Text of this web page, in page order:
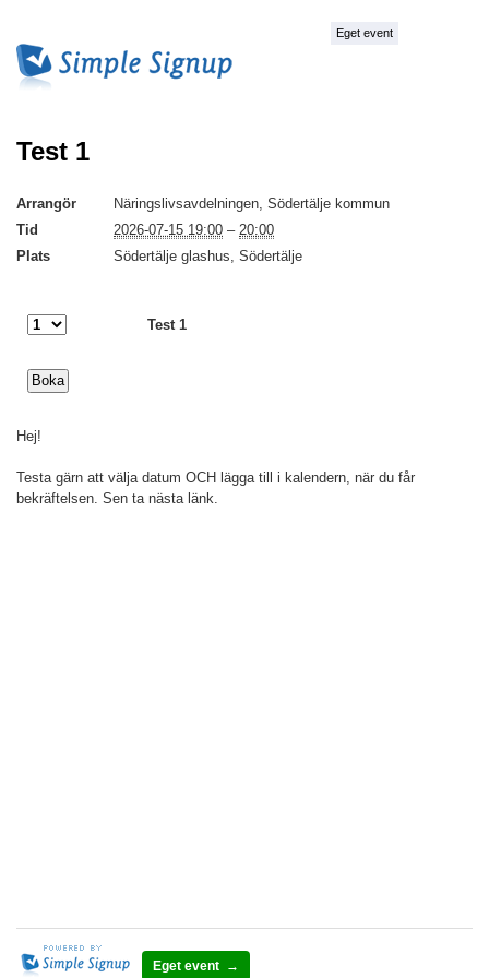
Eget event
Test 1
Arrangör
Näringslivsavdelningen, Södertälje kommun
Tid
2026-07-15 19:00 – 20:00
Plats
Södertälje glashus, Södertälje
Test 1
Hej!
Testa gärn att välja datum OCH lägga till i kalendern, när du får
bekräftelsen. Sen ta nästa länk.
Eget event →